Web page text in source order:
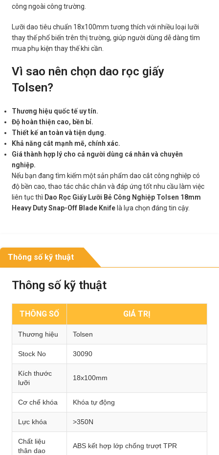
công ngoài công trường.
Lưỡi dao tiêu chuẩn 18x100mm tương thích với nhiều loại lưỡi
thay thế phổ biến trên thị trường, giúp người dùng dễ dàng tìm
mua phụ kiện thay thế khi cần.
Vì sao nên chọn dao rọc giấy
Tolsen?
Thương hiệu quốc tế uy tín.
Độ hoàn thiện cao, bền bỉ.
Thiết kế an toàn và tiện dụng.
Khả năng cắt mạnh mẽ, chính xác.
Giá thành hợp lý cho cả người dùng cá nhân và chuyên
nghiệp.
Nếu bạn đang tìm kiếm một sản phẩm dao cắt công nghiệp có
độ bền cao, thao tác chắc chắn và đáp ứng tốt nhu cầu làm việc
liên tục thì Dao Rọc Giấy Lưỡi Bẻ Công Nghiệp Tolsen 18mm
Heavy Duty Snap-Off Blade Knife là lựa chọn đáng tin cậy.
Thông số kỹ thuật
Thông số kỹ thuật
THÔNG SỐ GIÁ TRỊ
Thương hiệu Tolsen
Stock No 30090
Kích thước
lưỡi
18x100mm
Cơ chế khóa Khóa tự động
Lực khóa >350N
Chất liệu
thân dao
ABS kết hợp lớp chống trượt TPR